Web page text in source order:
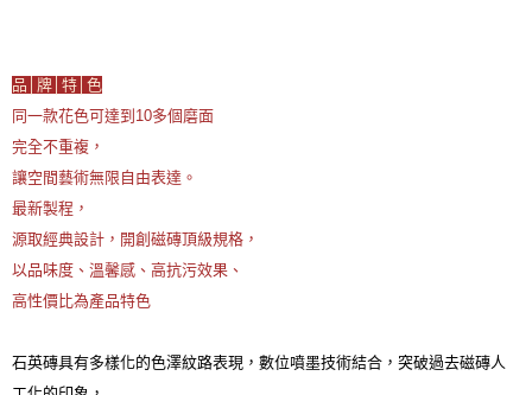
品│牌│特│色
同一款花色可達到10多個磨面
完全不重複，
讓空間藝術無限自由表達。
最新製程，
源取經典設計，開創磁磚頂級規格，
以品味度、溫馨感、高抗污效果、
高性價比為產品特色
石英磚具有多樣化的色澤紋路表現，數位噴墨技術結合，突破過去磁磚人